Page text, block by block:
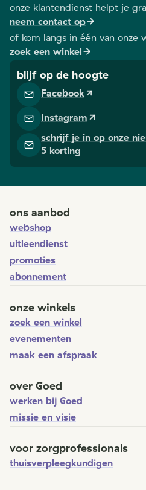
onze klantendienst helpt je
neem contact op
of kom langs in één van onze
zoek een winkel
blijf op de hoogte
Facebook
Instagram
schrijf je in op onze
5 korting
ons aanbod
webshop
uitleendienst
promoties
abonnement
onze winkels
zoek een winkel
evenementen
maak een afspraak
over Goed
werken bij Goed
missie en visie
voor zorgprofessionals
thuisverpleegkundigen